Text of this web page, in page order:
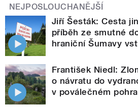
NEJPOSLOUCHANĚJŠÍ
Jiří Šesták: Cesta
příběh ze smutné
hraniční Šumavy
František Niedl:
o návratu do
v poválečném